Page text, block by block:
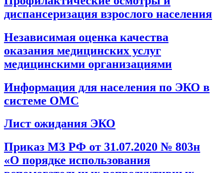
диспансеризация взрослого населения
Независимая оценка качества
оказания медицинских услуг
медицинскими организациями
Информация для населения по ЭКО в
системе ОМС
Лист ожидания ЭКО
Приказ МЗ РФ от 31.07.2020 № 803н
«О порядке использования